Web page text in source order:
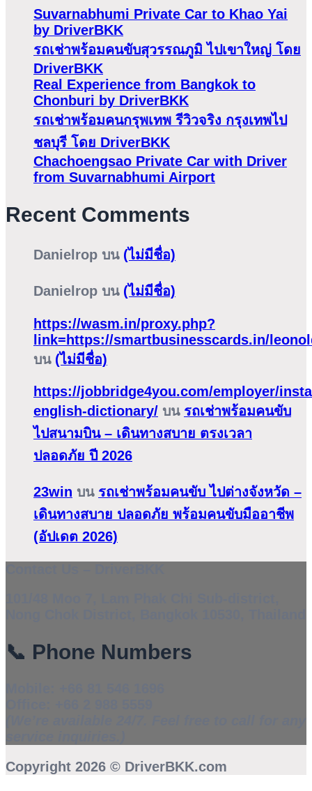
Suvarnabhumi Private Car to Khao Yai
by DriverBKK
รถเช่าพร้อมคนขับสุวรรณภูมิ ไปเขาใหญ่ โดย
DriverBKK
Real Experience from Bangkok to
Chonburi by DriverBKK
รถเช่าพร้อมคนกรุพเทพ รีวิวจริง กรุงเทพไป
ชลบุรี โดย DriverBKK
Chachoengsao Private Car with Driver
from Suvarnabhumi Airport
Recent Comments
Danielrop บน (ไม่มีชื่อ)
Danielrop บน (ไม่มีชื่อ)
https://wasm.in/proxy.php?
link=https://smartbusinesscards.in/
บน (ไม่มีชื่อ)
https://jobbridge4you.com/employer/
english-dictionary/ บน รถเช่าพร้อมคนขับ
ไปสนามบิน – เดินทางสบาย ตรงเวลา
ปลอดภัย ปี 2026
23win บน รถเช่าพร้อมคนขับ ไปต่างจังหวัด –
เดินทางสบาย ปลอดภัย พร้อมคนขับมืออาชีพ
(อัปเดต 2026)
📞 Phone Numbers
Copyright 2026 © DriverBKK.com